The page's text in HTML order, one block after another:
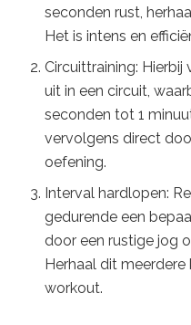
seconden rust,
Het is intens en
Circuittraining: Hierbij
uit in een circuit,
seconden tot 1
vervolgens direct
oefening.
Interval hardlopen:
gedurende een
door een rustige jog
Herhaal dit
workout.